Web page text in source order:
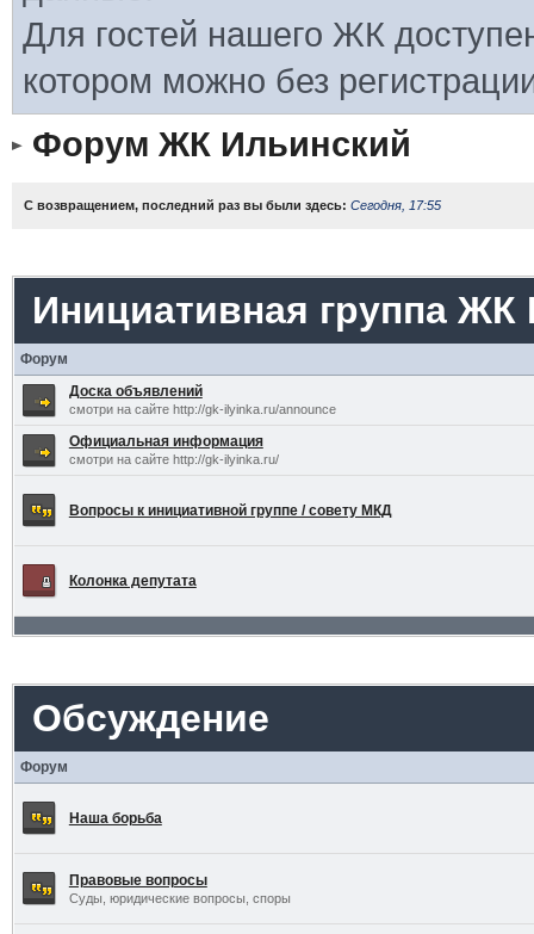
Для гостей нашего ЖК
котором можно без
Форум ЖК Ильинский
С возвращением, последний раз вы были здесь: Сегодня, 17:55
Инициативная группа ЖК
Форум
Доска объявлений
смотри на сайте http://gk-ilyinka.ru/announce
Официальная информация
смотри на сайте http://gk-ilyinka.ru/
Вопросы к инициативной группе / совету МКД
Колонка депутата
Обсуждение
Форум
Наша борьба
Правовые вопросы
Суды, юридические вопросы, споры